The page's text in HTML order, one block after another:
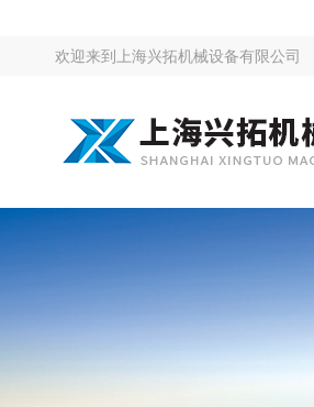
欢迎来到 上海兴拓机械设备有限公司